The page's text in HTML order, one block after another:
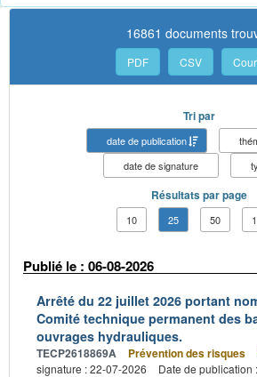
16861 documents
PDF CSV
Tri par
date de publication
date de signature
Résultats par page
10 25 50
Publié le : 06-08-2026
Arrêté du 22 juillet 2026 portant
Comité technique permanent des
ouvrages hydrauliques.
TECP2618869A Prévention des risques
signature : 22-07-2026
Date de publication